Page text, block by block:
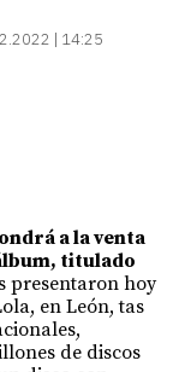
| 14:25
a la venta
titulado
presentaron hoy
en León, tas
de discos